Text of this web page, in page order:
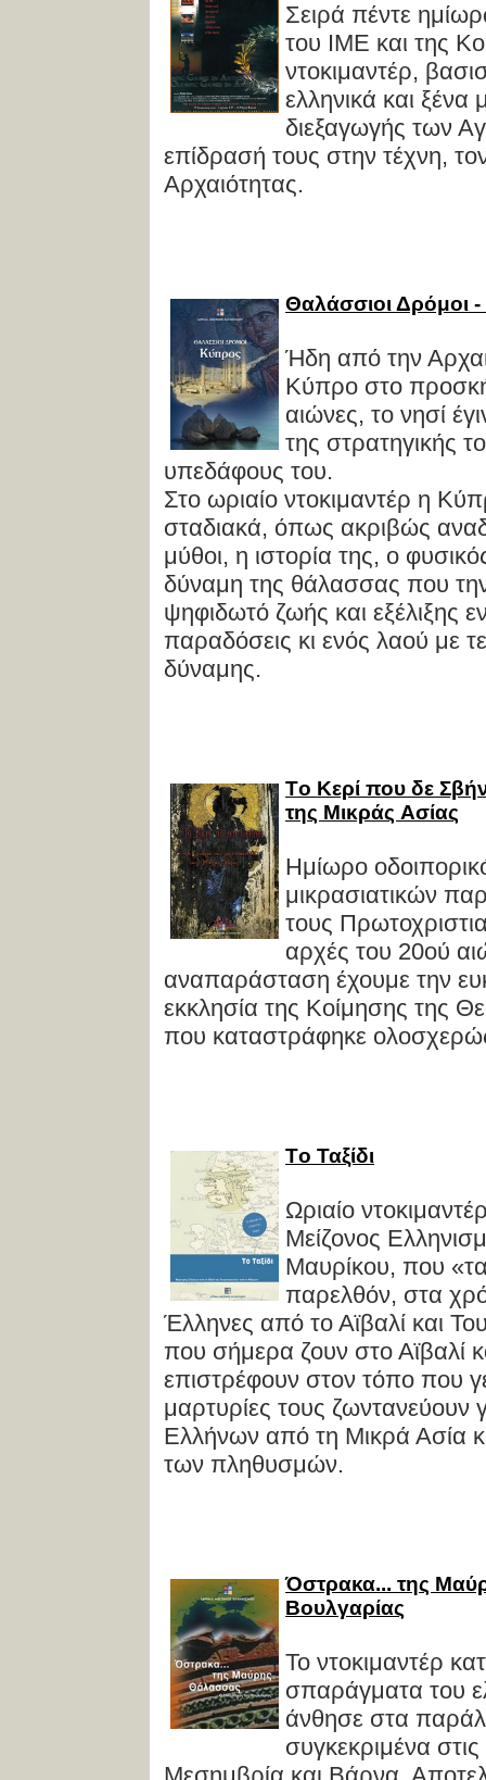
Σειρά πέντε
του ΙΜΕ και της
ντοκιμαντέρ,
ελληνικά και ξένα
διεξαγωγής των
επίδρασή τους στην τέχνη,
Αρχαιότητας.
Θαλάσσιοι Δρόμοι
Ήδη από την
Κύπρο στο
αιώνες, το νησί
της στρατηγικής
υπεδάφους του.
Στο ωριαίο ντοκιμαντέρ η
σταδιακά, όπως ακριβώς
μύθοι, η ιστορία της, ο
δύναμη της θάλασσας που
ψηφιδωτό ζωής και εξέλιξης
παραδόσεις κι ενός λαού με
δύναμης.
Tο Κερί που δε
της Mικράς Aσίας
Ημίωρο
μικρασιατικών
τους
αρχές του 20ού
αναπαράσταση έχουμε την
εκκλησία της Kοίμησης της
που καταστράφηκε
Tο Ταξίδι
Ωριαίο
Μείζονος
Μαυρίκου, που
παρελθόν, στα
Έλληνες από το Αϊβαλί και
που σήμερα ζουν στο Αϊβαλί
επιστρέφουν στον τόπο που
μαρτυρίες τους
Ελλήνων από τη Μικρά Ασία
των πληθυσμών.
Όστρακα... της
Βουλγαρίας
Το ντοκιμαντέρ
σπαράγματα του
άνθησε στα
συγκεκριμένα